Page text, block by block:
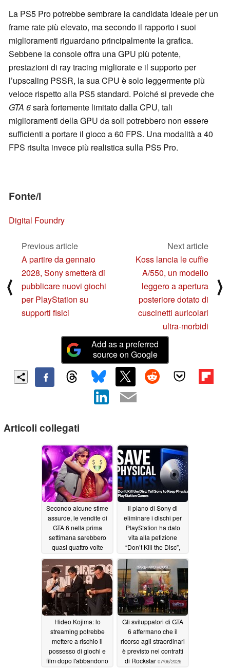
La PS5 Pro potrebbe sembrare la candidata ideale per un
frame rate più elevato, ma secondo il rapporto i suoi
miglioramenti riguardano principalmente la grafica.
Sebbene la console offra una GPU più potente,
prestazioni di ray tracing migliorate e il supporto per
l’upscaling PSSR, la sua CPU è solo leggermente più
veloce rispetto alla PS5 standard. Poiché si prevede che
GTA 6sarà fortemente limitato dalla CPU, tali
miglioramenti della GPU da soli potrebbero non essere
sufficienti a portare il gioco a 60 FPS. Una modalità a 40
FPS risulta invece più realistica sulla PS5 Pro.
Fonte/i
Digital Foundry
⟨
Previous article
A partire da gennaio
2028, Sony smetterà di
pubblicare nuovi giochi
per PlayStation su
supporti fisici
Next article
Koss lancia le cuffie
A/550, un modello
leggero a apertura
posteriore dotato di
cuscinetti auricolari
ultra-morbidi
⟩
Add as a preferred
source on Google
Articoli collegati
Secondo alcune stime
assurde, le vendite di
GTA 6 nella prima
settimana sarebbero
quasi quattro volte
GTA 507/17/2026
Il piano di Sony di
eliminare i dischi per
PlayStation ha dato
vita alla petizione
“Don’t Kill the Disc”,
giocatori che si
oppongono07/10/2026
Hideo Kojima: lo
streaming potrebbe
mettere a rischio il
possesso di giochi e
film dopo l'abbandono
Gli sviluppatori di GTA
6 affermano che il
ricorso agli straordinari
è previsto nei contratti
di Rockstar 07/06/2026